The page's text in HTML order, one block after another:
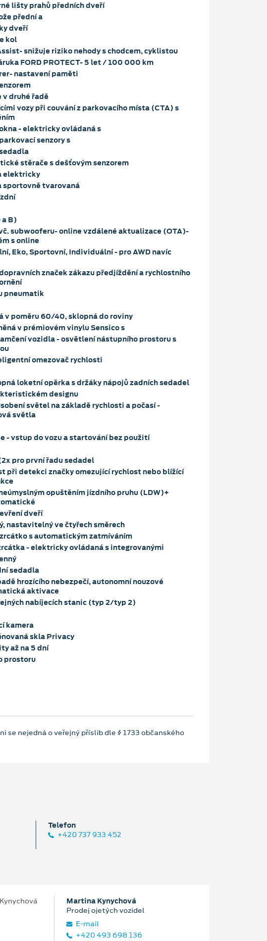
lišty prahů předních dveří
přední a
dveří
kol
snižuje riziko nehody s chodcem, cyklistou
FORD PROTECT- 5 let / 100 000 km
nastavení paměti
v druhé řadě
vozy při couvání z parkovacího místa (CTA) s
- elektricky ovládaná s
senzory s
stěrače s dešťovým senzorem
elektricky
sportovně tvarovaná
a B)
subwooferu- online vzdálené aktualizace (OTA)-
s online
Eko, Sportovní, Individuální - pro AWD navíc
značek zákazu předjíždění a rychlostního
pneumatik
v poměru 60/40, sklopná do roviny
v prémiovém vinylu Sensico s
vozidla - osvětlení nástupního prostoru s
omezovač rychlosti
loketní opěrka s držáky nápojů zadních sedadel
designu
světel na základě rychlosti a počasí -
světla
- vstup do vozu a startování bez použití
pro první řadu sedadel
při detekci značky omezující rychlost nebo blížící
opuštěním jízdního pruhu (LDW)+
dveří
nastavitelný ve čtyřech směrech
s automatickým zatmíváním
- elektricky ovládaná s integrovanými
sedadla
hrozícího nebezpečí, autonomní nouzové
aktivace
nabíjecích stanic (typ 2/typ 2)
kamera
skla Privacy
až na 5 dní
prostoru
se nejedná o veřejný příslib dle § 1733 občanského
Telefon
+420 737 933 452
Martina Kynychová
Prodej ojetých vozidel
E‑mail
+420 493 698 136